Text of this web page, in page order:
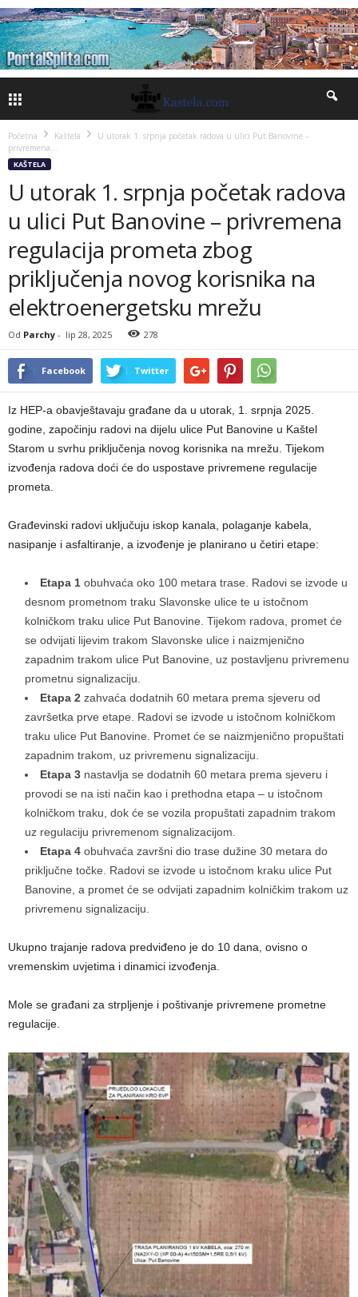
Početna Kaštela
U utorak 1. srpnja početak radova u ulici Put Banovine –
privremena...
KAŠTELA
U utorak 1. srpnja početak radova
u ulici Put Banovine – privremena
regulacija prometa zbog
priključenja novog korisnika na
elektroenergetsku mrežu
Od Parchy - lip 28, 2025 278
Facebook Twitter
Iz HEP-a obavještavaju građane da u utorak, 1. srpnja 2025.
godine, započinju radovi na dijelu ulice Put Banovine u Kaštel
Starom u svrhu priključenja novog korisnika na mrežu. Tijekom
izvođenja radova doći će do uspostave privremene regulacije
prometa.
Građevinski radovi uključuju iskop kanala, polaganje kabela,
nasipanje i asfaltiranje, a izvođenje je planirano u četiri etape:
Etapa 1 obuhvaća oko 100 metara trase. Radovi se izvode u
desnom prometnom traku Slavonske ulice te u istočnom
kolničkom traku ulice Put Banovine. Tijekom radova, promet će
se odvijati lijevim trakom Slavonske ulice i naizmjenično
zapadnim trakom ulice Put Banovine, uz postavljenu privremenu
prometnu signalizaciju.
Etapa 2 zahvaća dodatnih 60 metara prema sjeveru od
završetka prve etape. Radovi se izvode u istočnom kolničkom
traku ulice Put Banovine. Promet će se naizmjenično propuštati
zapadnim trakom, uz privremenu signalizaciju.
Etapa 3 nastavlja se dodatnih 60 metara prema sjeveru i
provodi se na isti način kao i prethodna etapa – u istočnom
kolničkom traku, dok će se vozila propuštati zapadnim trakom
uz regulaciju privremenom signalizacijom.
Etapa 4 obuhvaća završni dio trase dužine 30 metara do
priključne točke. Radovi se izvode u istočnom kraku ulice Put
Banovine, a promet će se odvijati zapadnim kolničkim trakom uz
privremenu signalizaciju.
Ukupno trajanje radova predviđeno je do 10 dana, ovisno o
vremenskim uvjetima i dinamici izvođenja.
Mole se građani za strpljenje i poštivanje privremene prometne
regulacije.